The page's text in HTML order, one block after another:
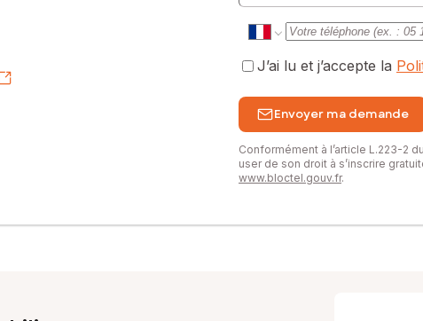
J’ai lu et j’accepte la
Envoyer ma demande
Conformément à l’article L.223-2
user de son droit à s’inscrire
www.bloctel.gouv.fr.